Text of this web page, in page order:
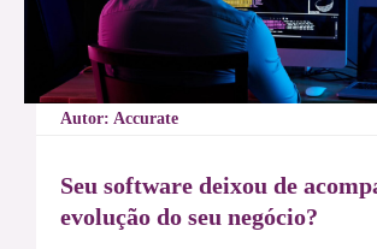
Autor: Accurate
Seu software deixou de
evolução do seu negócio?